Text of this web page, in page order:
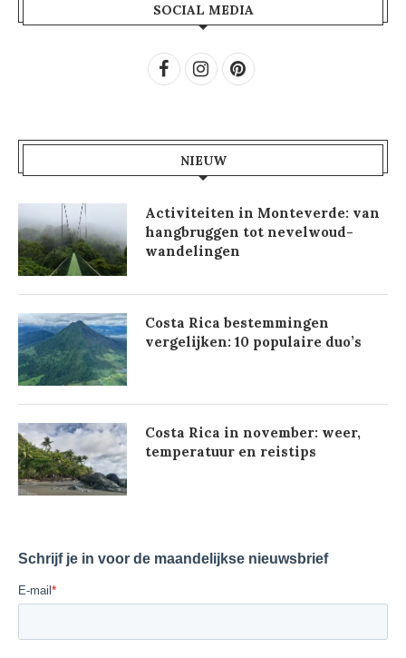
SOCIAL MEDIA
NIEUW
Activiteiten in Monteverde: van
hangbruggen tot nevelwoud-
wandelingen
Costa Rica bestemmingen
vergelijken: 10 populaire duo’s
Costa Rica in november: weer,
temperatuur en reistips